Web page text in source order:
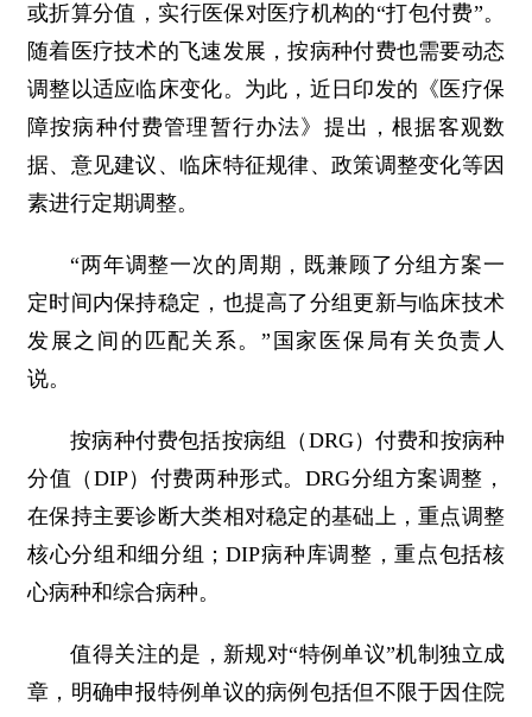
或折算分值，实行医保对医疗机构的“打包付费”。
随着医疗技术的飞速发展，按病种付费也需要动态
调整以适应临床变化。为此，近日印发的《医疗保
障按病种付费管理暂行办法》提出，根据客观数
据、意见建议、临床特征规律、政策调整变化等因
素进行定期调整。
“两年调整一次的周期，既兼顾了分组方案一
定时间内保持稳定，也提高了分组更新与临床技术
发展之间的匹配关系。”国家医保局有关负责人
说。
按病种付费包括按病组（DRG）付费和按病种
分值（DIP）付费两种形式。DRG分组方案调整，
在保持主要诊断大类相对稳定的基础上，重点调整
核心分组和细分组；DIP病种库调整，重点包括核
心病种和综合病种。
值得关注的是，新规对“特例单议”机制独立成
章，明确申报特例单议的病例包括但不限于因住院